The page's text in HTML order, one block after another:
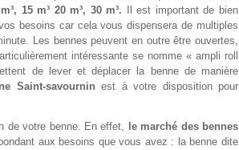
15 m³ 20 m³, 30 m³. Il est important de bien
besoins car cela vous dispensera de multiples
Les bennes peuvent en outre être ouvertes,
intéressante se nomme « ampli roll
de lever et déplacer la benne de manière
Saint-savournin est à votre disposition pour
de votre benne. En effet,
le marché des bennes
aux besoins que vous avez : la benne dite